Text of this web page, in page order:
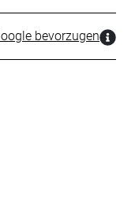
bevorzugen